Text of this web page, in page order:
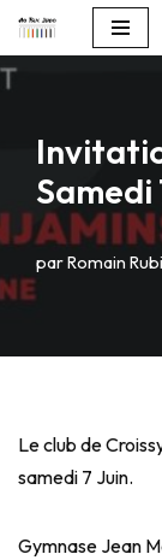
Samedi
parRomain Rubi
Le club de
samedi 7 Juin.
Gymnase Jean